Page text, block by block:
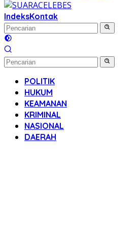
IndeksKontak
POLITIK
HUKUM
KEAMANAN
KRIMINAL
NASIONAL
DAERAH